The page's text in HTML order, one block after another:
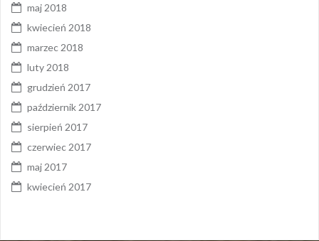
maj 2018
kwiecień 2018
marzec 2018
luty 2018
grudzień 2017
październik 2017
sierpień 2017
czerwiec 2017
maj 2017
kwiecień 2017